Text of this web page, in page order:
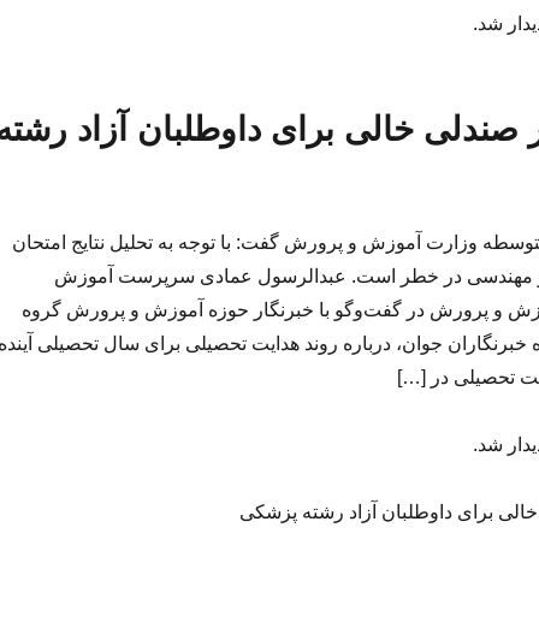
شد.
۶ هزار صندلی خالی برای داوطلبان آزاد
وزارت آموزش و پرورش گفت: با توجه به تحلیل نتایج امتحان
و مهندسی در خطر است. عبدالرسول عمادی سرپرست آموزش
و پرورش در گفت‌وگو با خبرنگار حوزه آموزش و پرورش گروه
جوان، درباره روند هدایت تحصیلی برای سال تحصیلی
تحصیلی در […]
شد.